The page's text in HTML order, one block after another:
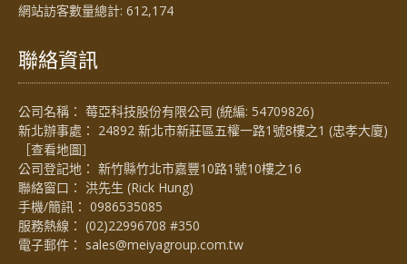
網站訪客數量總計: 612,174
聯絡資訊
公司名稱： 莓亞科技股份有限公司 (統編: 54709826)
新北辦事處： 24892 新北市新莊區五權一路1號8樓之1 (忠孝大廈)
［查看地圖］
公司登記地： 新竹縣竹北市嘉豐10路1號10樓之16
聯絡窗口： 洪先生 (Rick Hung)
手機/簡訊： 0986535085
服務熱線： (02)22996708 #350
電子郵件： sales@meiyagroup.com.tw